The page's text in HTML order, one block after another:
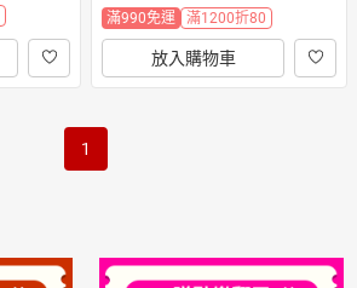
滿990免運
滿1200折80
放入購物車
1